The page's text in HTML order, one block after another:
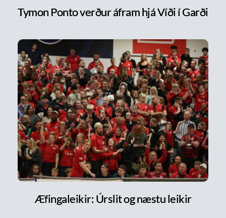
Tymon Ponto verður áfram hjá Víði í Garði
Æfingaleikir: Úrslit og næstu leikir